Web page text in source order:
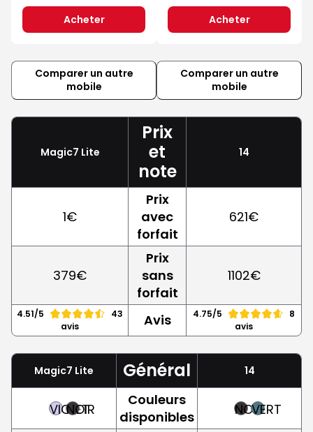
Acheter Acheter
Comparer un autre
mobile
Comparer un autre
mobile
Magic7 Lite
Prix
et
note
14
1€
Prix
avec
forfait
621€
379€
Prix
sans
forfait
1102€
4.51/5
43
avis
Avis 4.75/5
8
avis
Magic7 Lite Général 14
VIOLET
NOIR
Couleurs
disponibles
NOIRVERT